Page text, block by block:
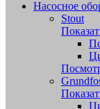
Насосное
Stout